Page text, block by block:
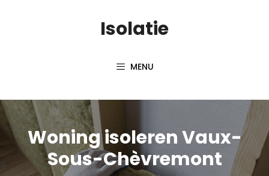
Isolatie
MENU
Woning isoleren Vaux-
Sous-Chèvremont